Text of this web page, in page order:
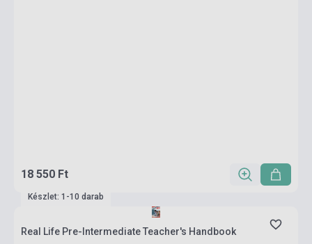
18 550 Ft
Készlet: 1-10 darab
Real Life Pre-Intermediate Teacher's Handbook